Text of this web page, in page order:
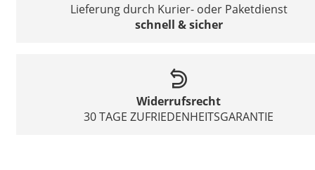
Lieferung durch Kurier- oder Paketdienst
schnell & sicher
Widerrufsrecht
30 TAGE ZUFRIEDENHEITSGARANTIE